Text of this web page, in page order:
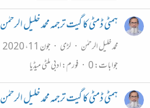
ہمٹی ڈمٹی کا گیت ترجمہ محمد خلیل الرحمٰن
محمد خلیل الرحمٰن لڑی جون 11، 2020
جوابات: 0 فورم:ادبی ملٹی میڈیا
ہمٹی ڈمٹی کا گیت ترجمہ محمد خلیل الرحمٰن